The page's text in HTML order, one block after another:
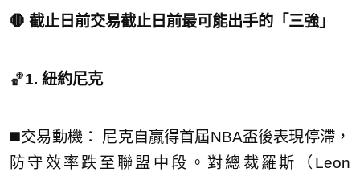
🛑 截止日前交易截止日前最可能出手的「三強」
🏀1. 紐約尼克
◼️交易動機： 尼克自贏得首屆NBA盃後表現停滯，
防守效率跌至聯盟中段。對總裁羅斯（Leon